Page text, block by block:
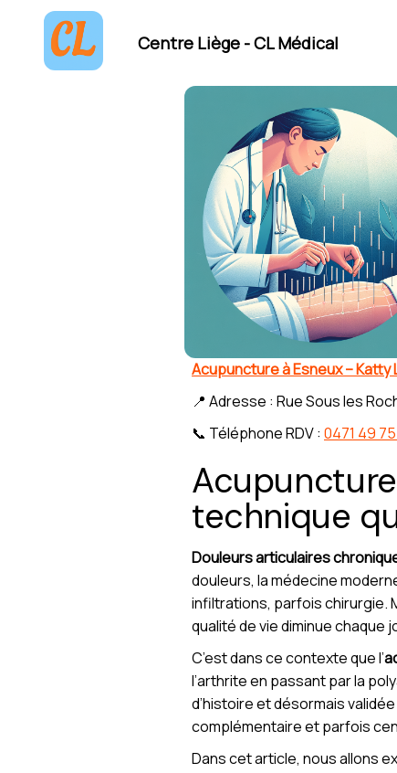
Centre Liège - CL Médical
Acupuncture à Esneux –
📍 Adresse : Rue Sous les
📞 Téléphone RDV : 0471 49 75
technique
Douleurs articulaires
douleurs, la médecine
infiltrations, parfois chirurgie.
qualité de vie diminue chaque
C’est dans ce contexte que l’
l’arthrite en passant par la
d’histoire et désormais
complémentaire et parfois
Dans cet article, nous allons